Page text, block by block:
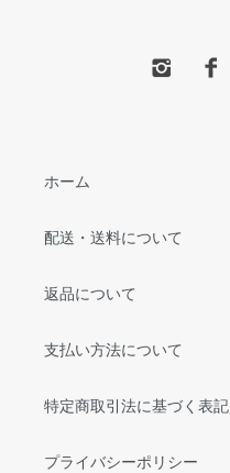
ホーム
配送・送料について
返品について
支払い方法について
特定商取引法に基づく表記
プライバシーポリシー